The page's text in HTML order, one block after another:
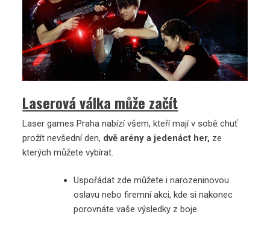
Laserová válka může začít
Laser games Praha nabízí všem, kteří mají v sobě chuť
prožít nevšední den, dvě arény a jedenáct her, ze
kterých můžete vybírat.
Uspořádat zde můžete i narozeninovou
oslavu nebo firemní akci, kde si nakonec
porovnáte vaše výsledky z boje.